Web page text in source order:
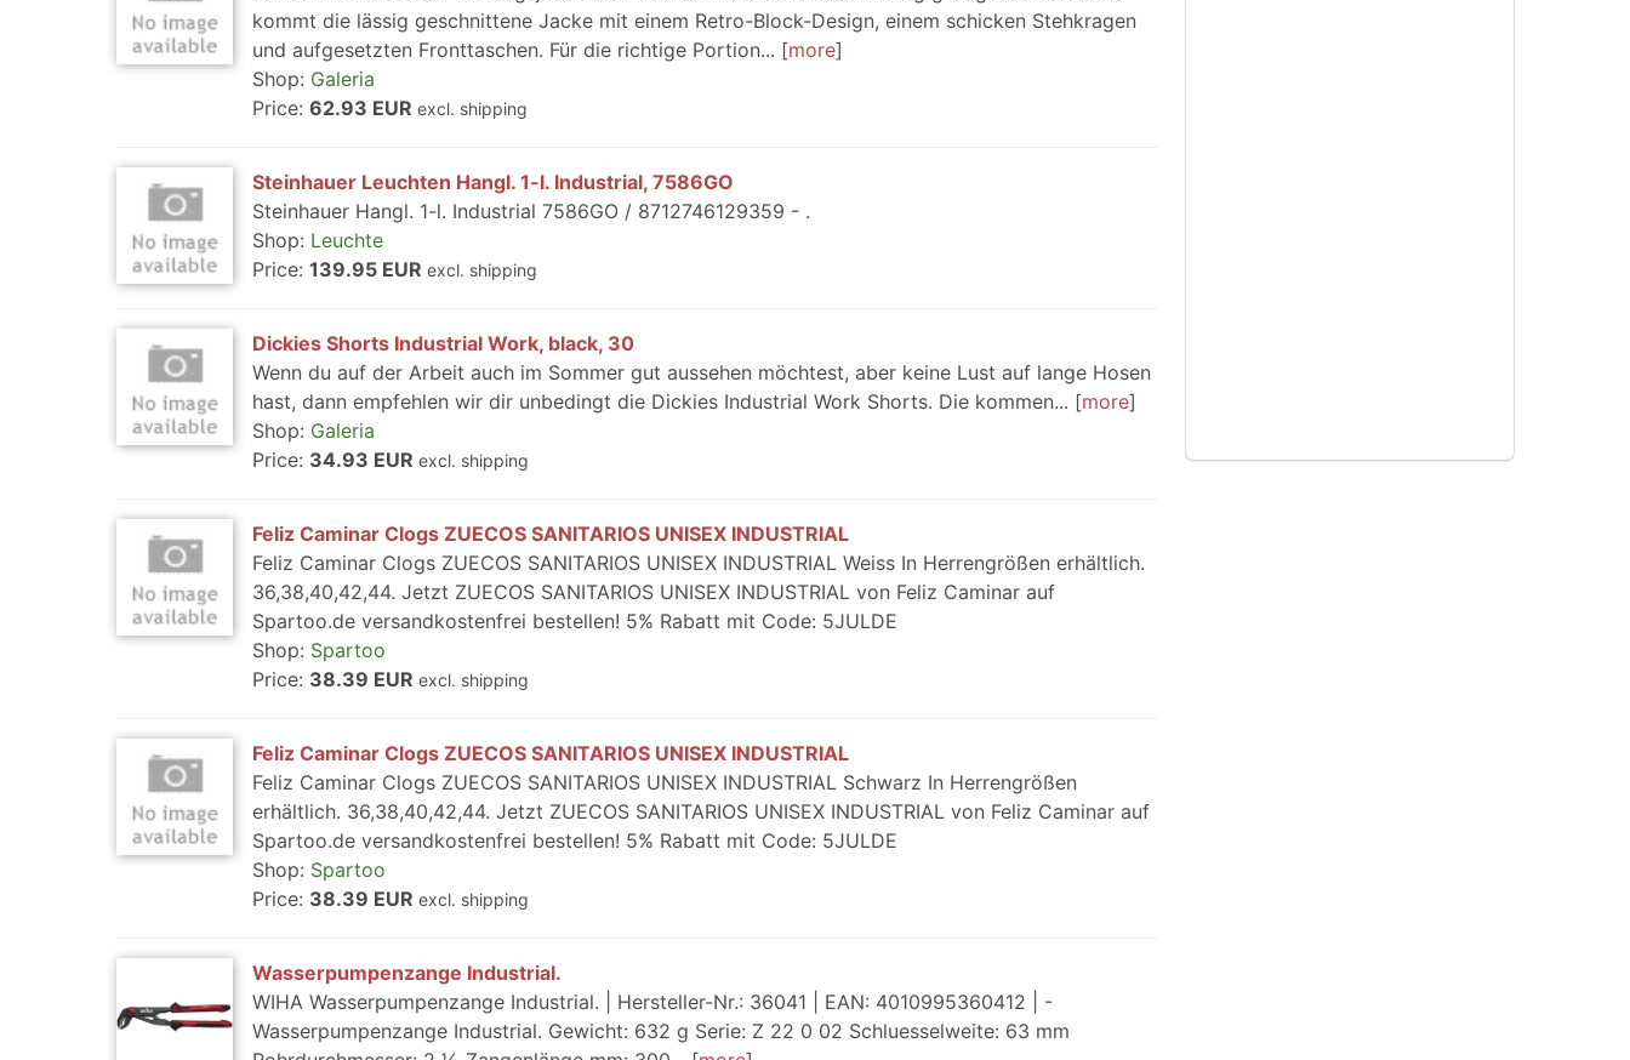
kommt die lässig geschnittene Jacke mit einem Retro-Block-Design, einem schicken Stehkragen
und aufgesetzten Fronttaschen. Für die richtige Portion...
more
Shop: Galeria
Price: 62.93 EUR excl. shipping
Steinhauer Leuchten Hangl. 1-l. Industrial, 7586GO
Steinhauer Hangl. 1-l. Industrial 7586GO / 8712746129359 - .
Shop: Leuchte
Price: 139.95 EUR excl. shipping
Dickies Shorts Industrial Work, black, 30
Wenn du auf der Arbeit auch im Sommer gut aussehen möchtest, aber keine Lust auf lange Hosen
hast, dann empfehlen wir dir unbedingt die Dickies Industrial Work Shorts. Die kommen...
more
Shop: Galeria
Price: 34.93 EUR excl. shipping
Feliz Caminar Clogs ZUECOS SANITARIOS UNISEX INDUSTRIAL
Feliz Caminar Clogs ZUECOS SANITARIOS UNISEX INDUSTRIAL Weiss In Herrengrößen erhältlich.
36,38,40,42,44. Jetzt ZUECOS SANITARIOS UNISEX INDUSTRIAL von Feliz Caminar auf
Spartoo.de versandkostenfrei bestellen! 5% Rabatt mit Code: 5JULDE
Shop: Spartoo
Price: 38.39 EUR excl. shipping
Feliz Caminar Clogs ZUECOS SANITARIOS UNISEX INDUSTRIAL
Feliz Caminar Clogs ZUECOS SANITARIOS UNISEX INDUSTRIAL Schwarz In Herrengrößen
erhältlich. 36,38,40,42,44. Jetzt ZUECOS SANITARIOS UNISEX INDUSTRIAL von Feliz Caminar auf
Spartoo.de versandkostenfrei bestellen! 5% Rabatt mit Code: 5JULDE
Shop: Spartoo
Price: 38.39 EUR excl. shipping
Wasserpumpenzange Industrial.
WIHA Wasserpumpenzange Industrial. | Hersteller-Nr.: 36041 | EAN: 4010995360412 | -
Wasserpumpenzange Industrial. Gewicht: 632 g Serie: Z 22 0 02 Schluesselweite: 63 mm